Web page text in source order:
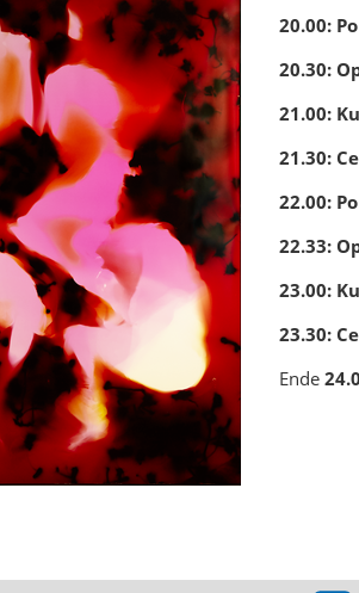
20.00:
20.30:
21.00:
21.30:
22.00:
22.33:
23.00:
23.30:
Ende